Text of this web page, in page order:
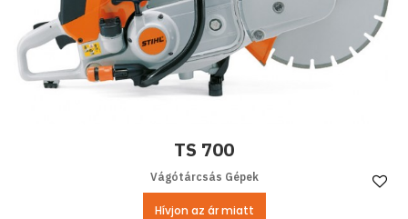
TS 700
Vágótárcsás Gépek
Hívjon az ár miatt